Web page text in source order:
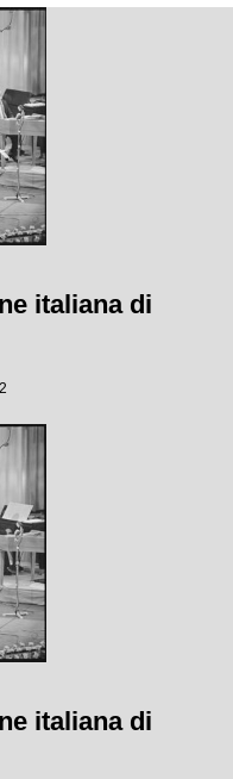
italiana di
italiana di